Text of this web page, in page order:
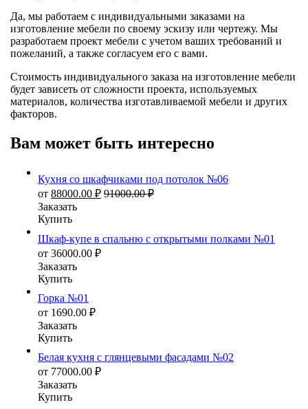
Да, мы работаем с индивидуальными заказами на
изготовление мебели по своему эскизу или чертежу. Мы
разработаем проект мебели с учетом ваших требований и
пожеланий, а также согласуем его с вами.
Стоимость индивидуального заказа на изготовление мебели
будет зависеть от сложности проекта, используемых
материалов, количества изготавливаемой мебели и других
факторов.
Вам может быть интересно
Кухня со шкафчиками под потолок №06
от 88000.00 ₽ 91000.00₽
Заказать
Купить
Шкаф-купе в спальню с открытыми полками №01
от 36000.00 ₽
Заказать
Купить
Горка №01
от 1690.00 ₽
Заказать
Купить
Белая кухня с глянцевыми фасадами №02
от 77000.00 ₽
Заказать
Купить